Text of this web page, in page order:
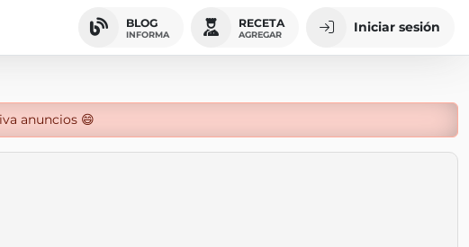
BLOG
INFORMA
RECETA
AGREGAR Iniciar sesión
anuncios 😄